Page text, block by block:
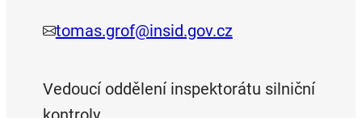
tomas.grof@insid.gov.cz
Vedoucí oddělení inspektorátu silniční